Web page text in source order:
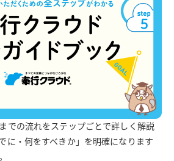
での流れをステップごとで詳しく解説
に・何をすべきか」を明確になります